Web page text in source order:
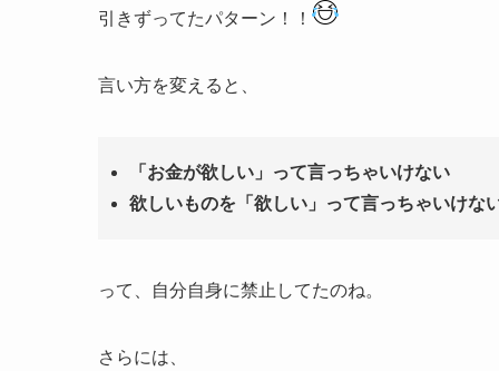
引きずってたパターン！！
言い方を変えると、
「お金が欲しい」って言っちゃいけない
欲しいものを「欲しい」って言っちゃいけな
って、自分自身に禁止してたのね。
さらには、